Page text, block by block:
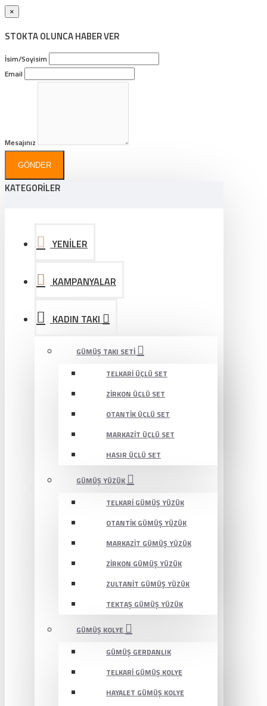
×
STOKTA OLUNCA HABER VER
İsim/Soyisim
Email
Mesajınız
GÖNDER
KATEGORİLER
YENİLER
KAMPANYALAR
KADIN TAKI
GÜMÜŞ TAKI SETI
TELKARI ÜÇLÜ SET
ZIRKON ÜÇLÜ SET
OTANTIK ÜÇLÜ SET
MARKAZIT ÜÇLÜ SET
HASIR ÜÇLÜ SET
GÜMÜŞ YÜZÜK
TELKARI GÜMÜŞ YÜZÜK
OTANTIK GÜMÜŞ YÜZÜK
MARKAZIT GÜMÜŞ YÜZÜK
ZIRKON GÜMÜŞ YÜZÜK
ZULTANIT GÜMÜŞ YÜZÜK
TEKTAŞ GÜMÜŞ YÜZÜK
GÜMÜŞ KOLYE
GÜMÜŞ GERDANLIK
TELKARI GÜMÜŞ KOLYE
HAYALET GÜMÜŞ KOLYE